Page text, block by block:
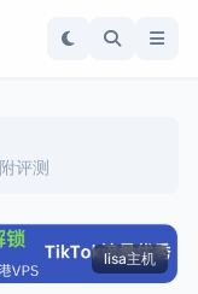
评测
lisa主机